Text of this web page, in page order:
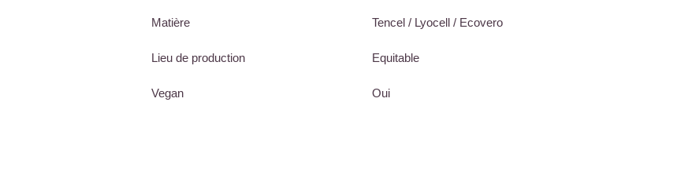
Matière Tencel / Lyocell / Ecovero
Lieu de production Equitable
Vegan Oui